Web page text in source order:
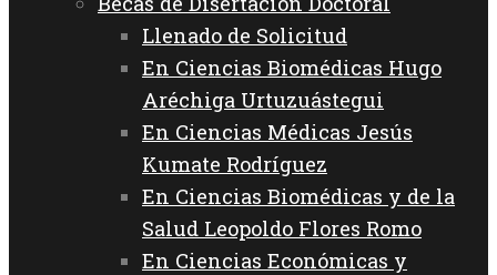
Llenado de Solicitud
En Ciencias Biomédicas Hugo
Aréchiga Urtuzuástegui
En Ciencias Médicas Jesús
Kumate Rodríguez
En Ciencias Biomédicas y de la
Salud Leopoldo Flores Romo
En Ciencias Económicas y